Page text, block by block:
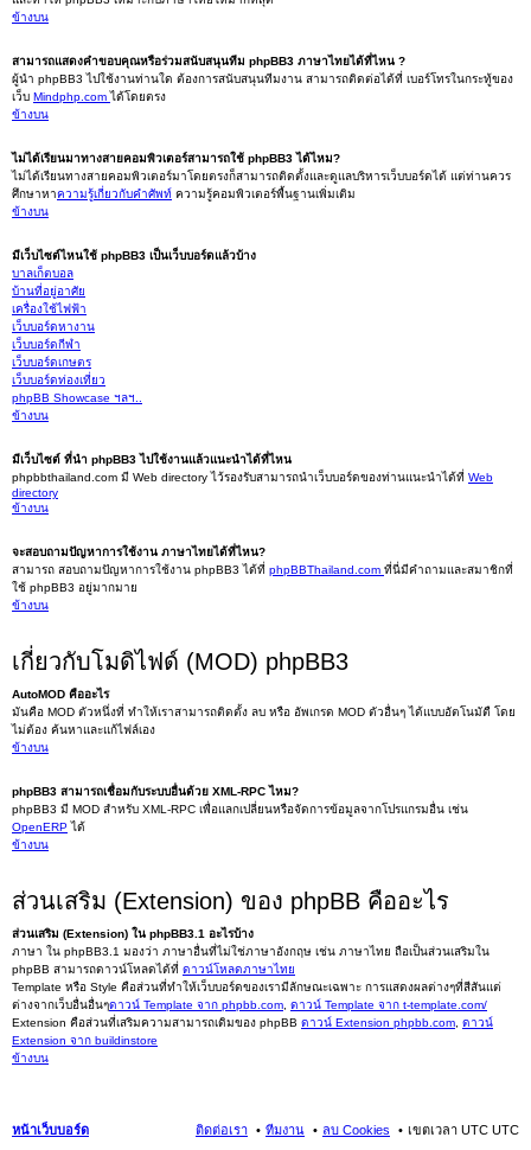
ข้างบน
สามารถแสดงคำขอบคุณหรือร่วมสนับสนุนทีม phpBB3 ภาษาไทยได้ที่ไหน ?
ผู้นำ phpBB3 ไปใช้งานท่านใด ต้องการสนับสนุนทีมงาน สามารถติดต่อได้ที่ เบอร์โทรในกระทู้ของ
เว็บ Mindphp.comได้โดยตรง
ข้างบน
ไม่ได้เรียนมาทางสายคอมพิวเตอร์สามารถใช้ phpBB3 ได้ไหม?
ไม่ได้เรียนทางสายคอมพิวเตอร์มาโดยตรงก็สามารถติดตั้งและดูแลบริหารเว็บบอร์ดได้ แต่ท่านควร
ศึกษาหาความรู้เกี่ยวกับคำศัพท์ ความรู้คอมพิวเตอร์พื้นฐานเพิ่มเติม
ข้างบน
มีเว็บไซต์ไหนใช้ phpBB3 เป็นเว็บบอร์ดแล้วบ้าง
บาลเก็ตบอล
บ้านที่อยู่อาศัย
เครื่องใช้ไฟฟ้า
เว็บบอร์ดหางาน
เว็บบอร์ดกีฬา
เว็บบอร์ดเกษตร
เว็บบอร์ดท่องเที่ยว
phpBB Showcase ฯลฯ..
ข้างบน
มีเว็บไซต์ ที่นำ phpBB3 ไปใช้งานแล้วแนะนำได้ที่ไหน
phpbbthailand.com มี Web directory ไว้รองรับสามารถนำเว็บบอร์ดของท่านแนะนำได้ที่ Web
directory
ข้างบน
จะสอบถามปัญหาการใช้งาน ภาษาไทยได้ที่ไหน?
สามารถ สอบถามปัญหาการใช้งาน phpBB3 ได้ที่ phpBBThailand.com ที่นี่มีคำถามและสมาชิกที่
ใช้ phpBB3 อยู่มากมาย
ข้างบน
เกี่ยวกับโมดิไฟด์ (MOD) phpBB3
AutoMOD คืออะไร
มันคือ MOD ตัวหนึ่งที่ ทำให้เราสามารถติดตั้ง ลบ หรือ อัพเกรด MOD ตัวอื่นๆ ได้แบบอัตโนมัตื โดย
ไม่ต้อง ค้นหาและแก้ไฟล์เอง
ข้างบน
phpBB3 สามารถเชื่อมกับระบบอื่นด้วย XML-RPC ไหม?
phpBB3 มี MOD สำหรับ XML-RPC เพื่อแลกเปลี่ยนหรือจัดการข้อมูลจากโปรแกรมอื่น เช่น
OpenERPได้
ข้างบน
ส่วนเสริม (Extension) ของ phpBB คืออะไร
ส่วนเสริม (Extension) ใน phpBB3.1 อะไรบ้าง
ภาษา ใน phpBB3.1 มองว่า ภาษาอื่นที่ไม่ใช่ภาษาอังกฤษ เช่น ภาษาไทย ถือเป็นส่วนเสริมใน
phpBB สามารถดาวน์โหลดได้ที่ ดาวน์โหลดภาษาไทย
Template หรือ Style คือส่วนที่ทำให้เว็บบอร์ดของเรามีลักษณะเฉพาะ การแสดงผลต่างๆที่สีสันแต่
ต่างจากเว็บอื่นอื่นๆดาวน์ Template จาก phpbb.com ดาวน์ Template จาก t-template.com/
Extension คือส่วนที่เสริมความสามารถเดิมของ phpBB ดาวน์ Extension phpbb.com ดาวน์
Extension จาก buildinstore
ข้างบน
หน้าเว็บบอร์ด เขตเวลา UTC UTC
ลบ Cookies
ทีมงาน
ติดต่อเรา